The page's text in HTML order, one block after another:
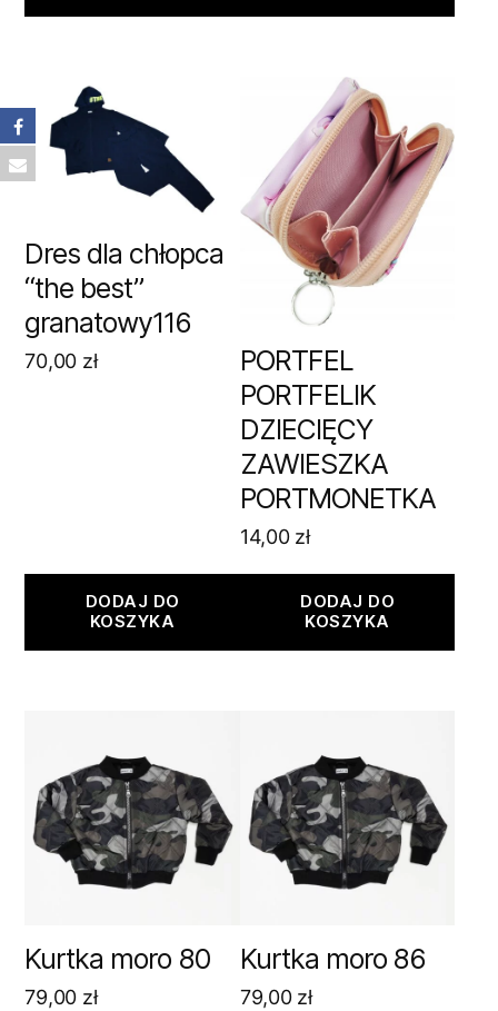
Dres dla chłopca
“the best”
granatowy116
70,00 zł
DODAJ DO
KOSZYKA
PORTFEL
PORTFELIK
DZIECIĘCY
ZAWIESZKA
PORTMONETKA
14,00 zł
DODAJ DO
KOSZYKA
Kurtka moro 80
79,00 zł
Kurtka moro 86
79,00 zł